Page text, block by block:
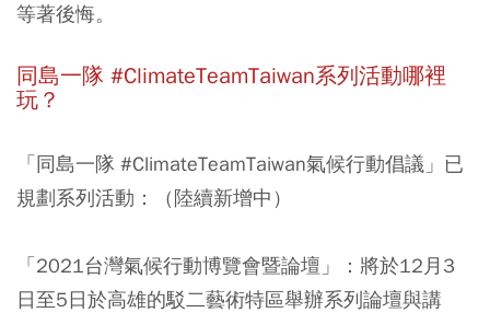
等著後悔。
同島一隊 #ClimateTeamTaiwan系列活動哪裡
玩？
「同島一隊 #ClimateTeamTaiwan氣候行動倡議」已
規劃系列活動：（陸續新增中）
「2021台灣氣候行動博覽會暨論壇」： 將於12月3
日至5日於高雄的駁二藝術特區舉辦系列論壇與講